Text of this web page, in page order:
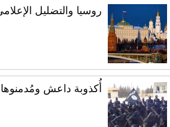
روسيا والتضليل
أُكذوبة داعش